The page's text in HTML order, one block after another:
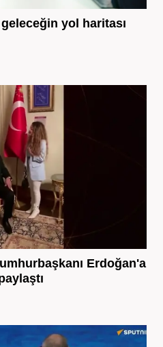
geleceğin yol haritası
Erdoğan'a